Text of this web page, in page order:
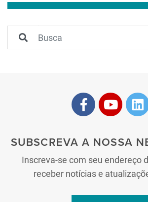
SUBSCREVA A NOSSA
Inscreva-se com seu endereço
receber notícias e